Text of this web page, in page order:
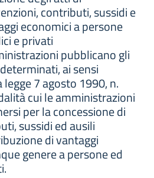
contributi, sussidi e
economici a persone
e privati
pubblicano gli
ai sensi
7 agosto 1990, n.
cui le amministrazioni
per la concessione di
sussidi ed ausili
di vantaggi
genere a persone ed